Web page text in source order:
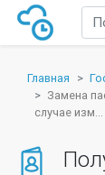
Главная
Замена
случае изм...